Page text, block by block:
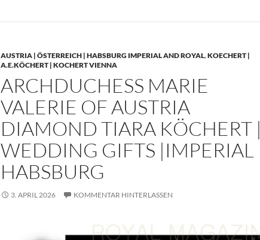
AUSTRIA | ÖSTERREICH | HABSBURG IMPERIAL AND ROYAL,KOECHERT |
A.E.KÖCHERT | KOCHERT VIENNA
ARCHDUCHESS MARIE
VALERIE OF AUSTRIA
DIAMOND TIARA KÖCHERT |
WEDDING GIFTS |IMPERIAL
HABSBURG
3. APRIL 2026 KOMMENTAR HINTERLASSEN